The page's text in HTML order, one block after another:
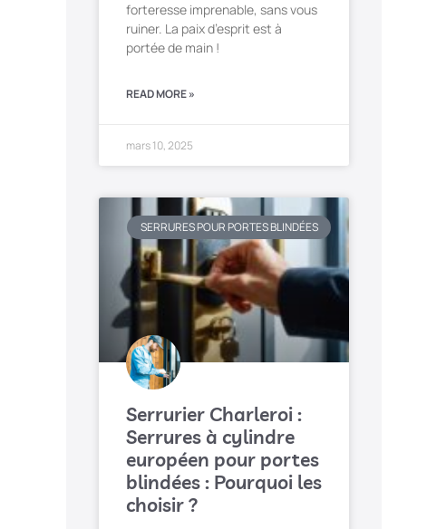
forteresse imprenable, sans vous
ruiner. La paix d’esprit est à
portée de main !
READ MORE »
mars 10, 2025
SERRURES POUR PORTES BLINDÉES
Serrurier Charleroi :
Serrures à cylindre
européen pour portes
blindées : Pourquoi les
choisir ?